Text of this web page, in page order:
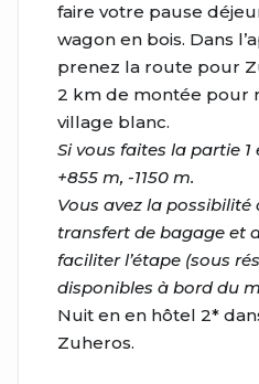
faire votre pause
wagon en bois. Dans
prenez la route pour
2 km de montée pour
village blanc.
Si vous faites la partie
+855 m, -1150 m.
Vous avez la
transfert de bagage et
faciliter l’étape (sous
disponibles à bord du
Nuit en en hôtel 2*
Zuheros.